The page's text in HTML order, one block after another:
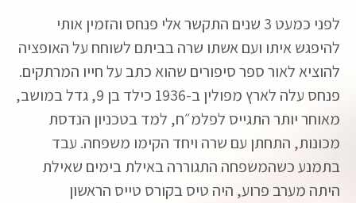
לפני כמעט 3 שנים התקשר אלי פנחס והזמין אותי
להיפגש איתו ועם אשתו שרה בביתם לשוחח על האופציה
להוציא לאור ספר סיפורים שהוא כתב על חייו המרתקים.
פנחס עלה לארץ מפולין ב-1936 כילד בן 9, גדל במושב,
מאוחר יותר התגייס לפלמ״ח, למד בטכניון הנדסת
מכונות, התחתן עם שרה ויחד הקימו משפחה. עבד
בתמנע כשהמשפחה התגוררה באילת בימים שאילת
היתה מערב פרוע, היה טיס בקורס טייס הראשון